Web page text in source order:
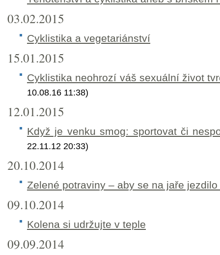
03.02.2015
Cyklistika a vegetariánství
15.01.2015
Cyklistika neohrozí váš sexuální život
10.08.16 11:38)
12.01.2015
Když je venku smog: sportovat či
22.11.12 20:33)
20.10.2014
Zelené potraviny – aby se na jaře jezdilo
09.10.2014
Kolena si udržujte v teple
09.09.2014